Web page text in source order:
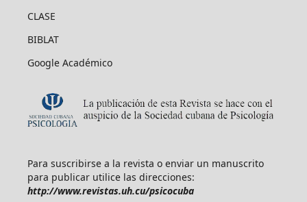
CLASE
BIBLAT
Google Académico
Para suscribirse a la revista o enviar un manuscrito
para publicar utilice las direcciones:
http://www.revistas.uh.cu/psicocuba